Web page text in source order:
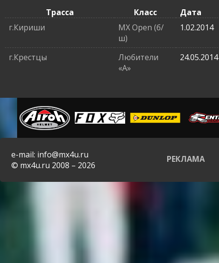
Трасса Класс
Дата
г.Кириши
MX Open (б/
ш)
1.02.2014
г.Крестцы
Любители
«A»
24.05.2014
e-mail: info@mx4u.ru
© mx4u.ru 2008 – 2026
РЕКЛАМА